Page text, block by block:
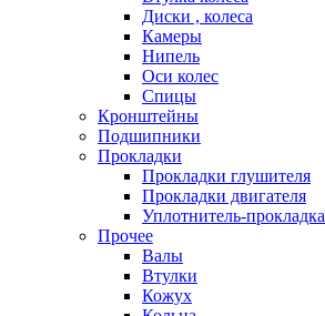
Диски , колеса
Камеры
Нипель
Оси колес
Спицы
Кронштейны
Подшипники
Прокладки
Прокладки глушителя
Прокладки двигателя
Уплотнитель-прокладка
Прочее
Валы
Втулки
Кожух